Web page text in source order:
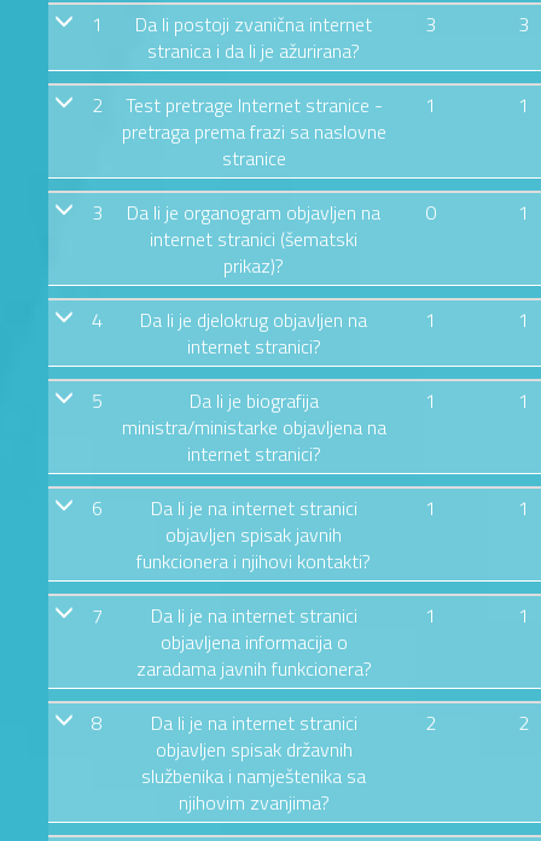
1
Da li postoji zvanična internet
stranica i da li je ažurirana?
3 3
2
Test pretrage Internet stranice -
pretraga prema frazi sa naslovne
stranice
1 1
3
Da li je organogram objavljen na
internet stranici (šematski
prikaz)?
0 1
4
Da li je djelokrug objavljen na
internet stranici?
1 1
5
Da li je biografija
ministra/ministarke objavljena na
internet stranici?
1 1
6
Da li je na internet stranici
objavljen spisak javnih
funkcionera i njihovi kontakti?
1 1
7
Da li je na internet stranici
objavljena informacija o
zaradama javnih funkcionera?
1 1
8
Da li je na internet stranici
objavljen spisak državnih
službenika i namještenika sa
njihovim zvanjima?
2 2